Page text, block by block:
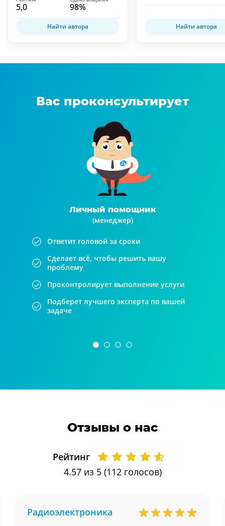
5,0 98%
Найти автора Найти автора
Вас проконсультирует
Личный помощник
(менеджер)
Ответит головой за сроки
Сделает всё, чтобы решить вашу
проблему
Проконтролирует выполнение услуги
Подберет лучшего эксперта по вашей
задаче
Отзывы о нас
Рейтинг
4.57из 5 (112 голосов)
Радиоэлектроника